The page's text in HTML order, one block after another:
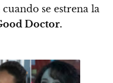
cuando se estrena la
Doctor.